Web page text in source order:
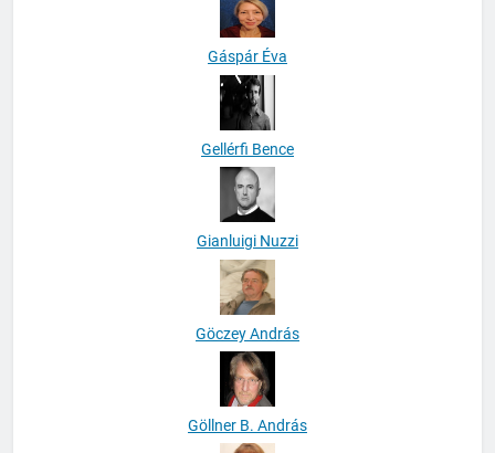
Gáspár Éva
Gellérfi Bence
Gianluigi Nuzzi
Göczey András
Göllner B. András